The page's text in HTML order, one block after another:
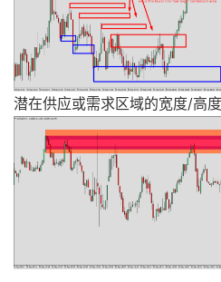
潜在供应或需求区域的宽度/高度